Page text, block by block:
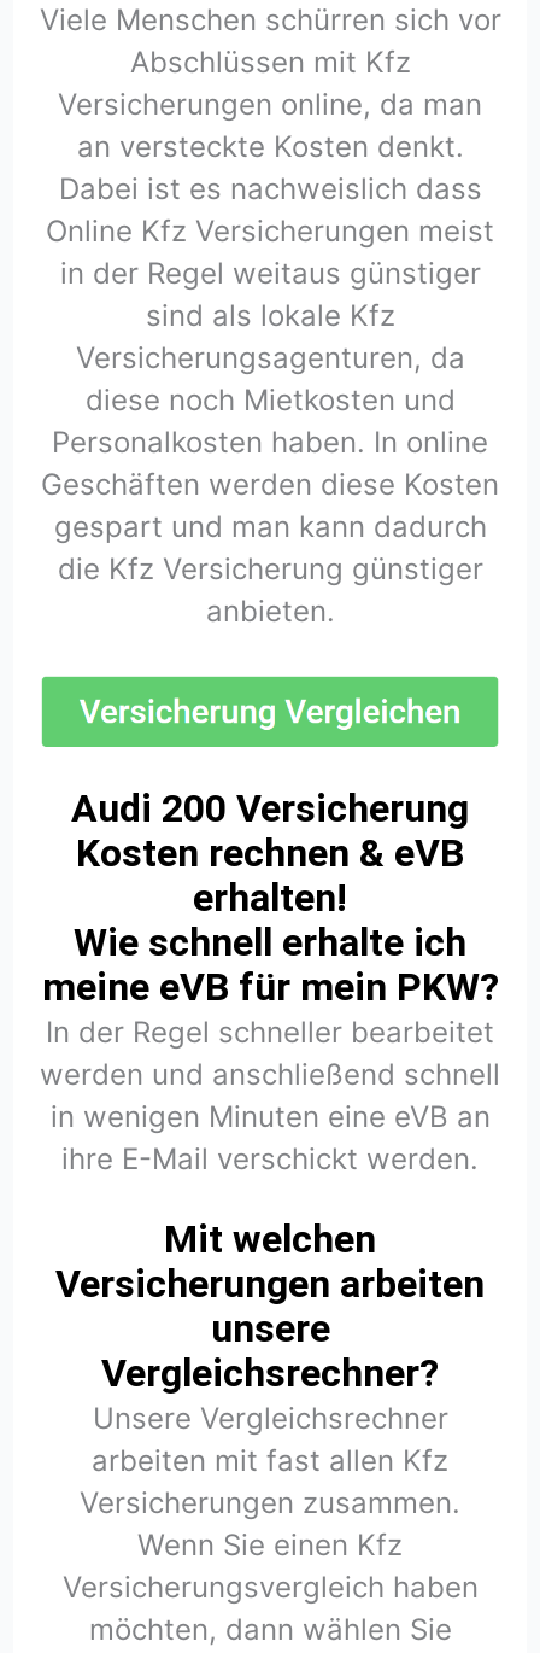
Viele Menschen schürren sich vor
Abschlüssen mit Kfz
Versicherungen online, da man
an versteckte Kosten denkt.
Dabei ist es nachweislich dass
Online Kfz Versicherungen meist
in der Regel weitaus günstiger
sind als lokale Kfz
Versicherungsagenturen, da
diese noch Mietkosten und
Personalkosten haben. In online
Geschäften werden diese Kosten
gespart und man kann dadurch
die Kfz Versicherung günstiger
anbieten.
Audi 200 Versicherung
Kosten rechnen & eVB
erhalten!
Wie schnell erhalte ich
meine eVB für mein PKW?
In der Regel schneller bearbeitet
werden und anschließend schnell
in wenigen Minuten eine eVB an
ihre E-Mail verschickt werden.
Mit welchen
Versicherungen arbeiten
unsere
Vergleichsrechner?
Unsere Vergleichsrechner
arbeiten mit fast allen Kfz
Versicherungen zusammen.
Wenn Sie einen Kfz
Versicherungsvergleich haben
möchten, dann wählen Sie